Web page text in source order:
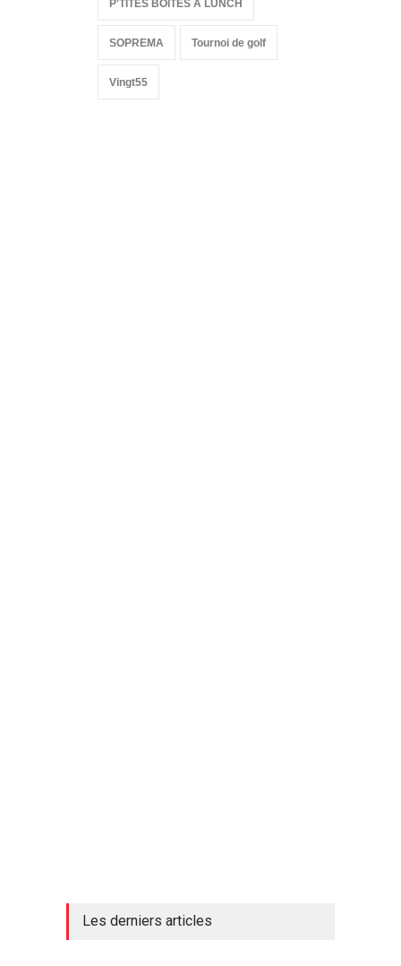
P'TITES BOÎTES À LUNCH
SOPREMA Tournoi de golf
Vingt55
Les derniers articles